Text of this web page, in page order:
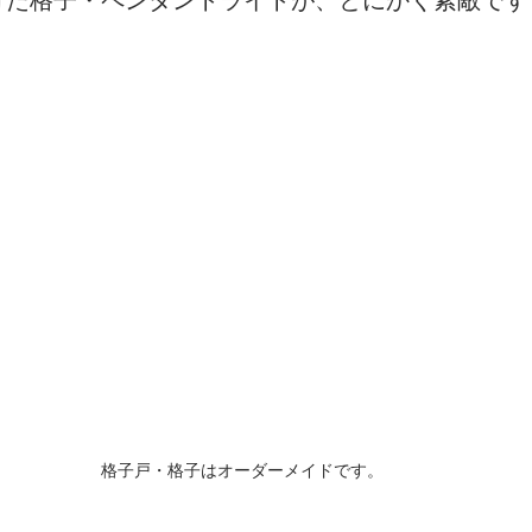
格子戸・格子はオーダーメイドです。